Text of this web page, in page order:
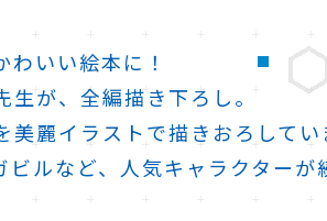
いい絵本に！
生が、全編描き下ろし。
美麗イラストで描きおろしてい
ルなど、人気キャラクターが